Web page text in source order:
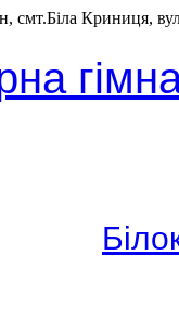
смт.Біла Криниця,